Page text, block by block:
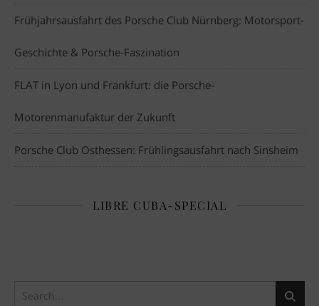
Frühjahrsausfahrt des Porsche Club Nürnberg: Motorsport-
Geschichte & Porsche-Faszination
FLAT in Lyon und Frankfurt: die Porsche-
Motorenmanufaktur der Zukunft
Porsche Club Osthessen: Frühlingsausfahrt nach Sinsheim
LIBRE CUBA-SPECIAL